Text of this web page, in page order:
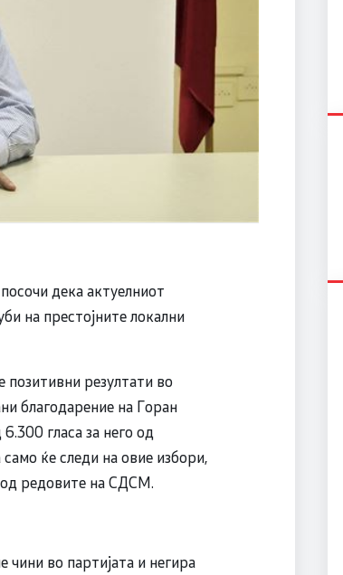
дека актуелниот
на престојните локални
позитивни резултати во
благодарение на Горан
гласа за него од
ќе следи на овие избори,
од редовите на СДСМ.
во партијата и негира